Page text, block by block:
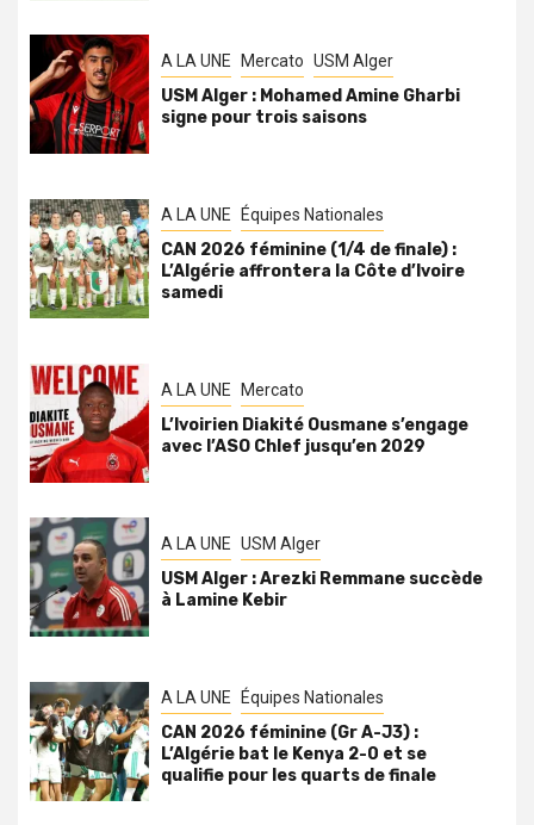
A LA UNE Mercato USM Alger
USM Alger : Mohamed Amine Gharbi
signe pour trois saisons
A LA UNE Équipes Nationales
CAN 2026 féminine (1/4 de finale) :
L’Algérie affrontera la Côte d’Ivoire
samedi
A LA UNE Mercato
L’Ivoirien Diakité Ousmane s’engage
avec l’ASO Chlef jusqu’en 2029
A LA UNE USM Alger
USM Alger : Arezki Remmane succède
à Lamine Kebir
A LA UNE Équipes Nationales
CAN 2026 féminine (Gr A-J3) :
L’Algérie bat le Kenya 2-0 et se
qualifie pour les quarts de finale